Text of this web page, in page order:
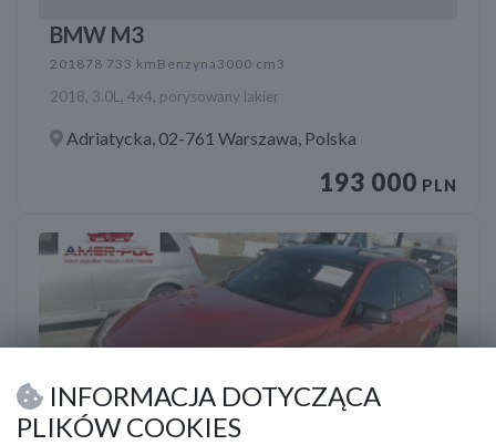
BMW M3
201878 733 km Benzyna3000 cm3
2018, 3.0L, 4x4, porysowany lakier
Adriatycka, 02-761 Warszawa, Polska
193 000 PLN
INFORMACJA DOTYCZĄCA
PLIKÓW COOKIES